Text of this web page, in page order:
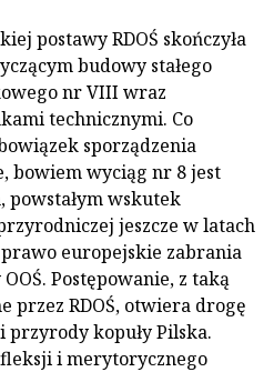
postawy RDOŚ skończyła
budowy stałego
nr VIII wraz
technicznymi. Co
sporządzenia
bowiem wyciąg nr 8 jest
powstałym wskutek
jeszcze w latach
europejskie zabrania
Postępowanie, z taką
przez RDOŚ, otwiera drogę
przyrody kopuły Pilska.
i merytorycznego